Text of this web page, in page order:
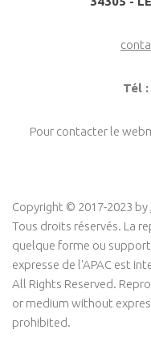
Tél
Pour contacter le
Copyright © 2017-2023 by
Tous droits réservés. La
quelque forme ou
expresse de l'APAC est
All Rights Reserved.
or medium without
prohibited.